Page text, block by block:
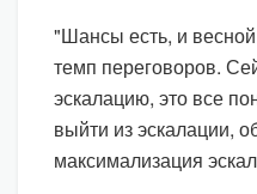
"Шансы есть, и
темп переговоров.
эскалацию, это все
выйти из эскалации,
максимализация